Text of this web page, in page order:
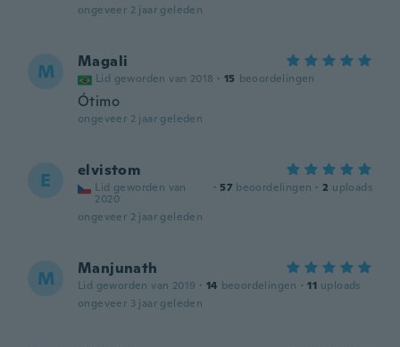
ongeveer 2 jaar geleden
M Magali
Lid geworden van 2018 · 15 beoordelingen
Ótimo
ongeveer 2 jaar geleden
E elvistom
Lid geworden van
2020
· 57 beoordelingen · 2 uploads
ongeveer 2 jaar geleden
M Manjunath
Lid geworden van 2019 · 14 beoordelingen · 11 uploads
ongeveer 3 jaar geleden